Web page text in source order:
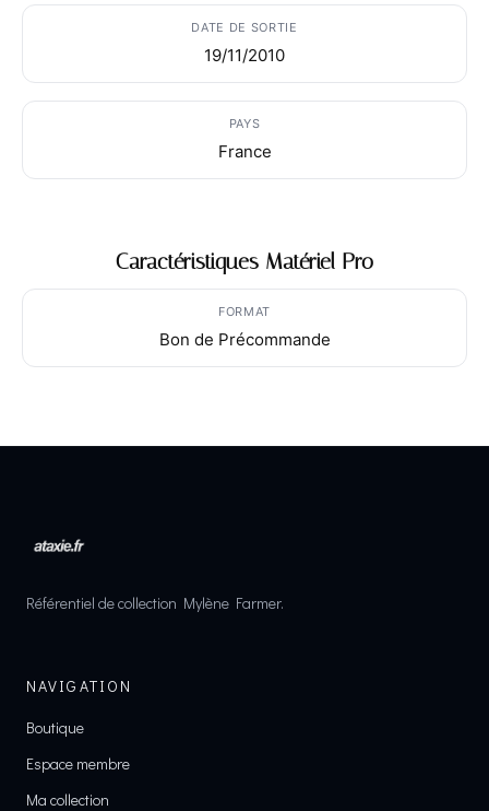
DATE DE SORTIE
19/11/2010
PAYS
France
Caractéristiques Matériel Pro
FORMAT
Bon de Précommande
Référentiel de collection Mylène Farmer.
NAVIGATION
Boutique
Espace membre
Ma collection